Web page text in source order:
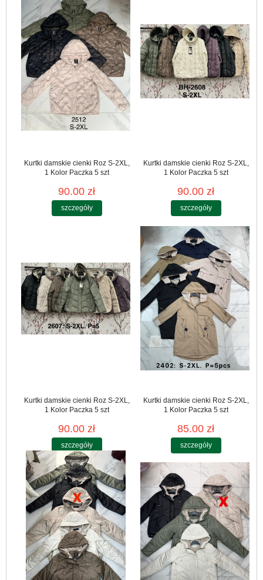
Kurtki damskie cienki Roz S-2XL,
1 Kolor Paczka 5 szt
90.00 zł
szczegóły
Kurtki damskie cienki Roz S-2XL,
1 Kolor Paczka 5 szt
90.00 zł
szczegóły
Kurtki damskie cienki Roz S-2XL,
1 Kolor Paczka 5 szt
90.00 zł
szczegóły
Kurtki damskie cienki Roz S-2XL,
1 Kolor Paczka 5 szt
85.00 zł
szczegóły